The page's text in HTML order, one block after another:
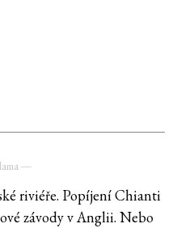
―
riviéře. Popíjení Chianti
závody v Anglii. Nebo